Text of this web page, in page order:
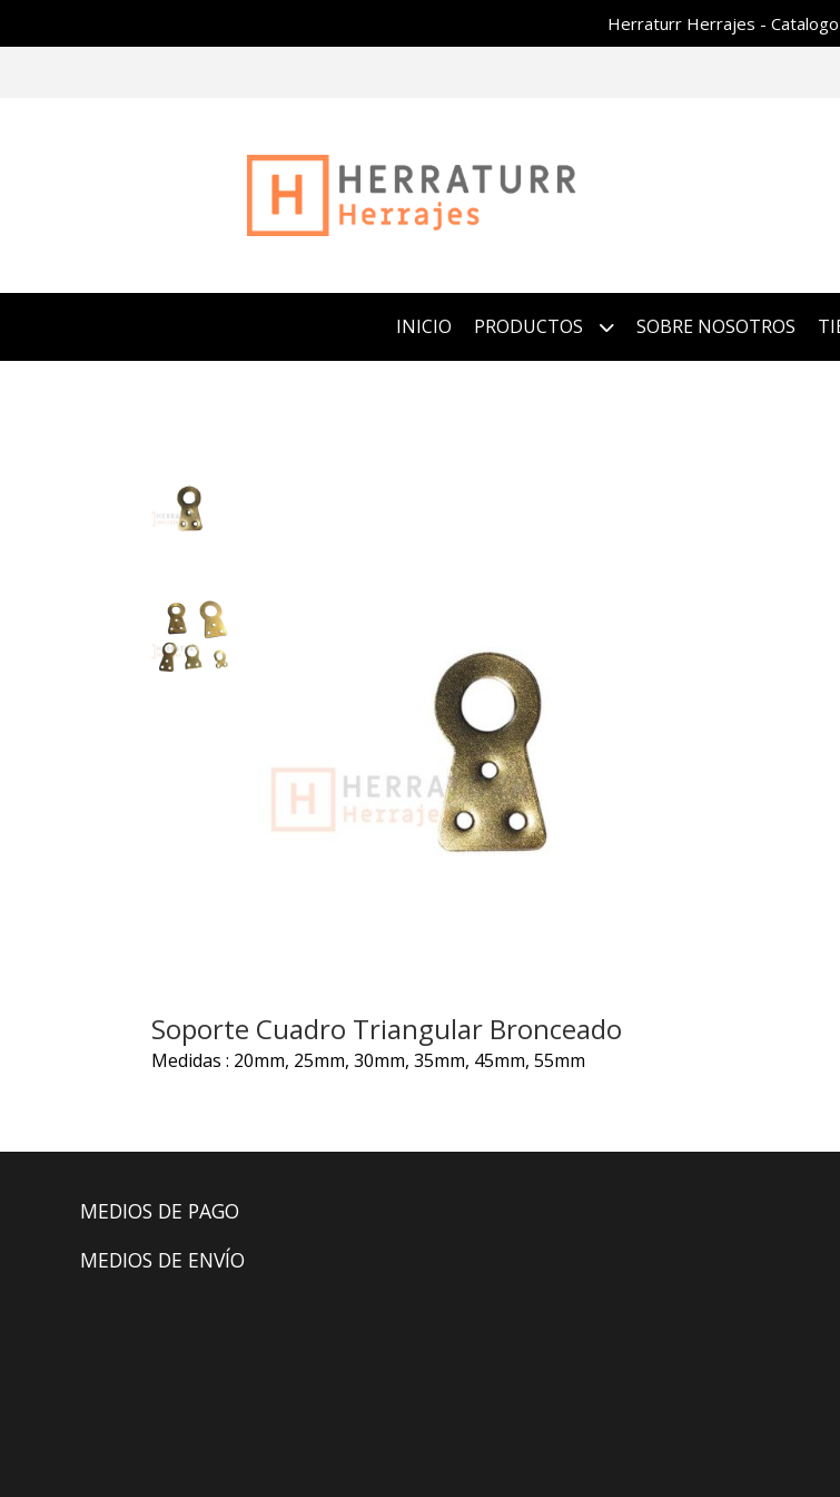
Herraturr Herrajes - Catalogo
INICIO PRODUCTOS SOBRE NOSOTROS
Soporte Cuadro Triangular Bronceado
Medidas : 20mm, 25mm, 30mm, 35mm, 45mm, 55mm
MEDIOS DE PAGO
MEDIOS DE ENVÍO